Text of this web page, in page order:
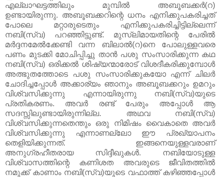
എല്ലാഘട്ടത്തിലും മുമ്പിൽ അബൂബക്കർ(റ)
ഉണ്ടായിരുന്നു. അബൂബക്കറിന്റെ ധനം എനിക്കുപകരിച്ചത്‌
പോലെ മറ്റാരുടെതും എനിക്കുപകരിച്ചിട്ടില്ലെന്ന്
നബി(സ്വ) പറഞ്ഞിട്ടുണ്ട്‌. മുസ്‌ലിമായതിന്റെ പേരിൽ
മർദ്ദനമേൽക്കേണ്ടി വന്ന ബിലാൽ(റ)നെ പോലുള്ളവരെ
പണം മുടക്കി മോചിപ്പിച്ചു താൻ പശു സംസാരിക്കുന്ന കഥ
നബി(സ്വ) ഒരിക്കൽ ശിഷ്യന്മാരോട്‌ വിശദീകരിക്കുമ്പോൾ
അത്ഭുതത്തോടെ പശു സംസാരിക്കുകയോ എന്ന് ചിലർ
ചോദിച്ചപ്പോൾ അക്കാര്യം ഞാനും അബൂബക്കറും ഉമറും
വിശ്വസിക്കുന്നു എന്നായിരുന്നു നബി(സ്വ)യുടെ
പ്രതികരണം. അവർ രണ്ട്‌ പേരും അപ്പോൾ ആ
സദസ്സിലുണ്ടായിരുന്നില്ല. അഥവ നബി(സ്വ)
വിശ്വസിക്കുന്നതെന്തും ഒരു നിമിഷം വൈകാതെ അവർ
വിശ്വസിക്കുന്നു എന്നാണല്ലോ ഈ പ്രഖ്യാപനം
തെളിയിക്കുന്നത്‌. ഇങ്ങനെയുള്ളവരാണ്‌
അനുഗ്രഹീതരായ സിദ്ദീഖുകൾ. നബിയോടുള്ള
വിശ്വാസത്തിന്റെ കണിശത അവരുടെ ജീവിതത്തിൽ
നമുക്ക്‌ കാണാം നബി(സ്വ)യുടെ വഫാത്ത്‌ കഴിഞ്ഞപ്പോൾ